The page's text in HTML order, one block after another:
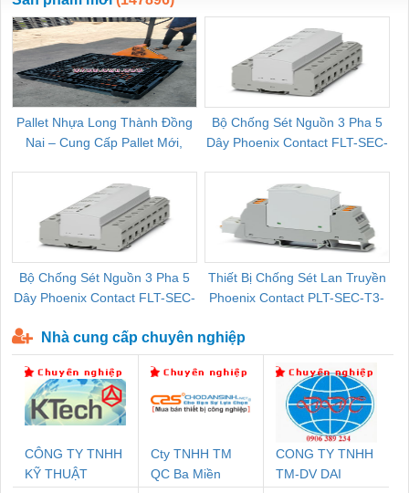
Pallet Nhựa Long Thành Đồng
Nai – Cung Cấp Pallet Mới,
Bộ Chống Sét Nguồn 3 Pha 5
Dây Phoenix Contact FLT-SEC-
Bộ Chống Sét Nguồn 3 Pha 5
Dây Phoenix Contact FLT-SEC-
Thiết Bị Chống Sét Lan Truyền
Phoenix Contact PLT-SEC-T3-
Nhà cung cấp chuyên nghiệp
CÔNG TY TNHH
KỸ THUẬT
Cty TNHH TM
QC Ba Miền
CONG TY TNHH
TM-DV DAI